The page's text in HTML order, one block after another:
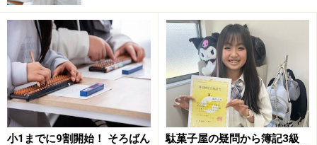
（ショクヨウジョウ）』っていうのね。そしてそれに従
った生活が日本人には一番合っていると思うのよ。」
小1までに9割開始！ そろばん
駄菓子屋の疑問から簿記3級